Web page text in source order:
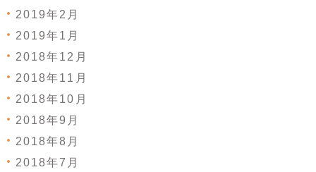
2019年2月
2019年1月
2018年12月
2018年11月
2018年10月
2018年9月
2018年8月
2018年7月